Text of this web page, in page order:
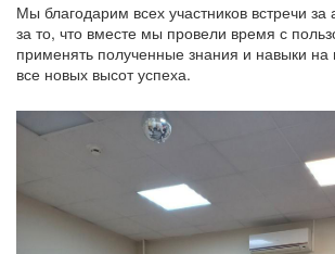
Мы благодарим всех участников встречи за
за то, что вместе мы провели время с
применять полученные знания и навыки на
все новых высот успеха.